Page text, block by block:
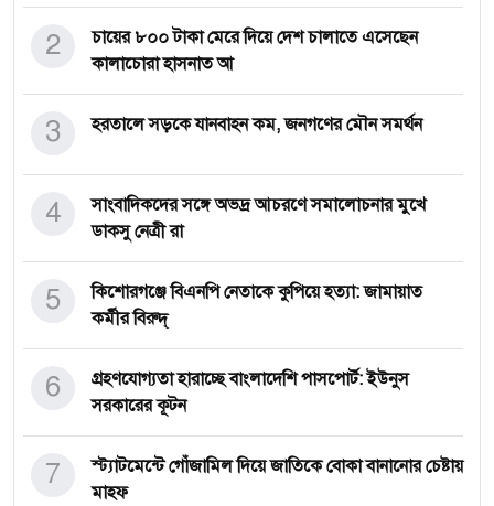
চায়ের ৮০০ টাকা মেরে দিয়ে দেশ চালাতে এসেছেন
কালাচোরা হাসনাত আ
2
হরতালে সড়কে যানবাহন কম, জনগণের মৌন সমর্থন
3
সাংবাদিকদের সঙ্গে অভদ্র আচরণে সমালোচনার মুখে
ডাকসু নেত্রী রা
4
কিশোরগঞ্জে বিএনপি নেতাকে কুপিয়ে হত্যা: জামায়াত
কর্মীর বিরুদ্
5
গ্রহণযোগ্যতা হারাচ্ছে বাংলাদেশি পাসপোর্ট: ইউনুস
সরকারের কূটন
6
স্ট্যাটমেন্টে গোঁজামিল দিয়ে জাতিকে বোকা বানানোর চেষ্টায়
মাহফ
7